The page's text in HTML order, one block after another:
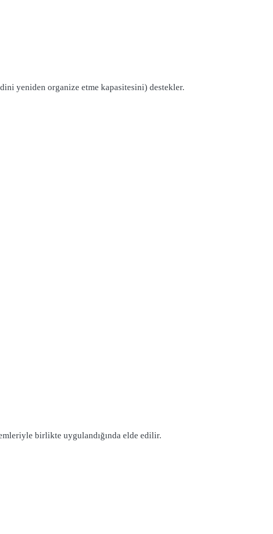
yeniden organize etme kapasitesini) destekler.
birlikte uygulandığında elde edilir.